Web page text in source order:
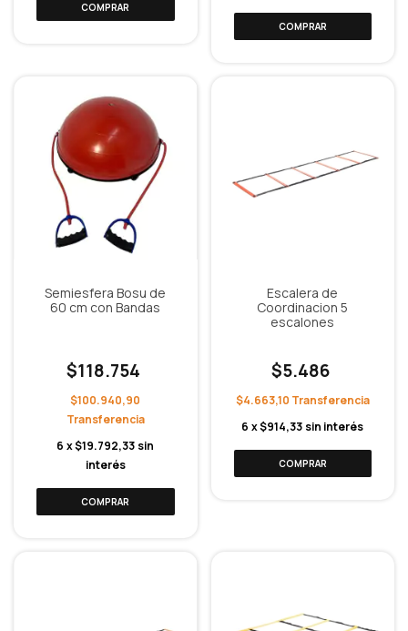
Semiesfera Bosu de
60 cm con Bandas
$118.754
$100.940,90
6 x$19.792,33 sin
interés
Escalera de
Coordinacion 5
escalones
$5.486
$4.663,10
6 x$914,33 sin interés